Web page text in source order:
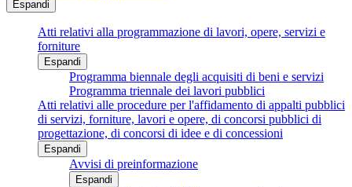
Espandi
Atti relativi alla programmazione di lavori, opere, servizi e
forniture
Espandi
Programma biennale degli acquisiti di beni e servizi
Programma triennale dei lavori pubblici
Atti relativi alle procedure per l'affidamento di appalti pubblici
di servizi, forniture, lavori e opere, di concorsi pubblici di
progettazione, di concorsi di idee e di concessioni
Espandi
Avvisi di preinformazione
Espandi